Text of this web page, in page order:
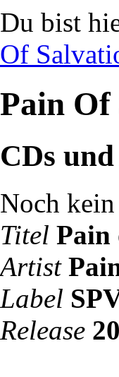
Du bist
Of
Pain Of
CDs
Noch
Titel Pain
Artist
Label
Release